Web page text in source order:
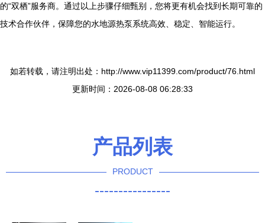
的“双栖”服务商。通过以上步骤仔细甄别，您将更有机会找到长期可靠的
技术合作伙伴，保障您的水地源热泵系统高效、稳定、智能运行。
如若转载，请注明出处：http://www.vip11399.com/product/76.html
更新时间：2026-08-08 06:28:33
产品列表
PRODUCT
----------------